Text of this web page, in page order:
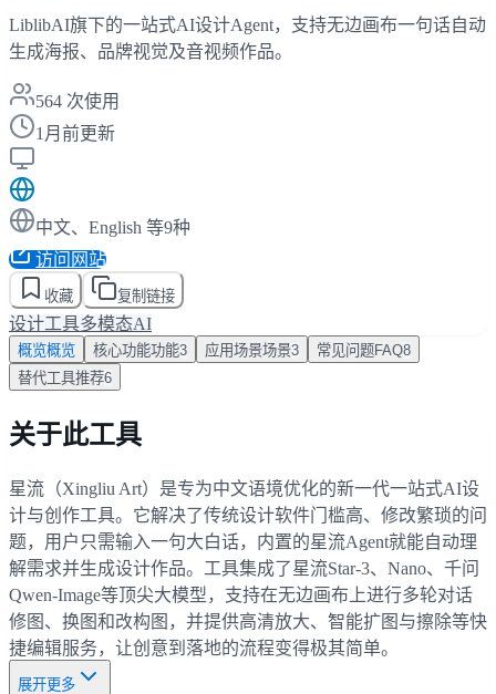
LiblibAI旗下的一站式AI设计Agent，支持无边画布一句话自动
生成海报、品牌视觉及音视频作品。
564 次使用
1月前更新
中文、English 等9种
访问网站
收藏 复制链接
设计工具多模态AI
概览概览 核心功能功能3 应用场景场景3 常见问题 FAQ8
替代工具推荐6
关于此工具
星流（Xingliu Art）是专为中文语境优化的新一代一站式AI设
计与创作工具。它解决了传统设计软件门槛高、修改繁琐的问
题，用户只需输入一句大白话，内置的星流Agent就能自动理
解需求并生成设计作品。工具集成了星流Star-3、Nano、千问
Qwen-Image等顶尖大模型，支持在无边画布上进行多轮对话
修图、换图和改构图，并提供高清放大、智能扩图与擦除等快
捷编辑服务，让创意到落地的流程变得极其简单。
展开更多